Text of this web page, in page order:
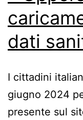
dati
I cittadini
giugno 2024
presente sul